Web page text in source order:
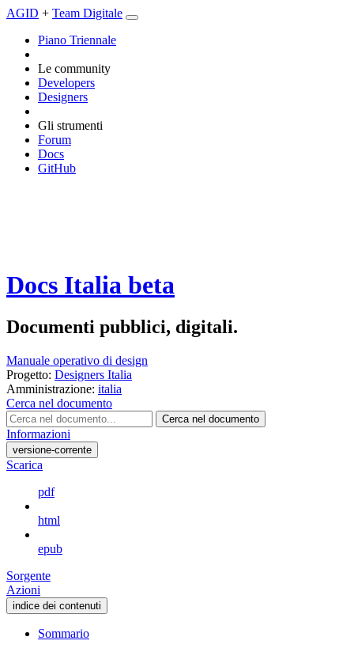
AGID + Team Digitale
Piano Triennale
Le community
Developers
Designers
Gli strumenti
Forum
Docs
GitHub
Docs Italia beta
Documenti pubblici, digitali.
Manuale operativo di design
Progetto: Designers Italia
Amministrazione: italia
Cerca nel documento
Cerca nel documento
Informazioni
versione-corrente
Scarica
pdf
html
epub
Sorgente
Azioni
indice dei contenuti
Sommario